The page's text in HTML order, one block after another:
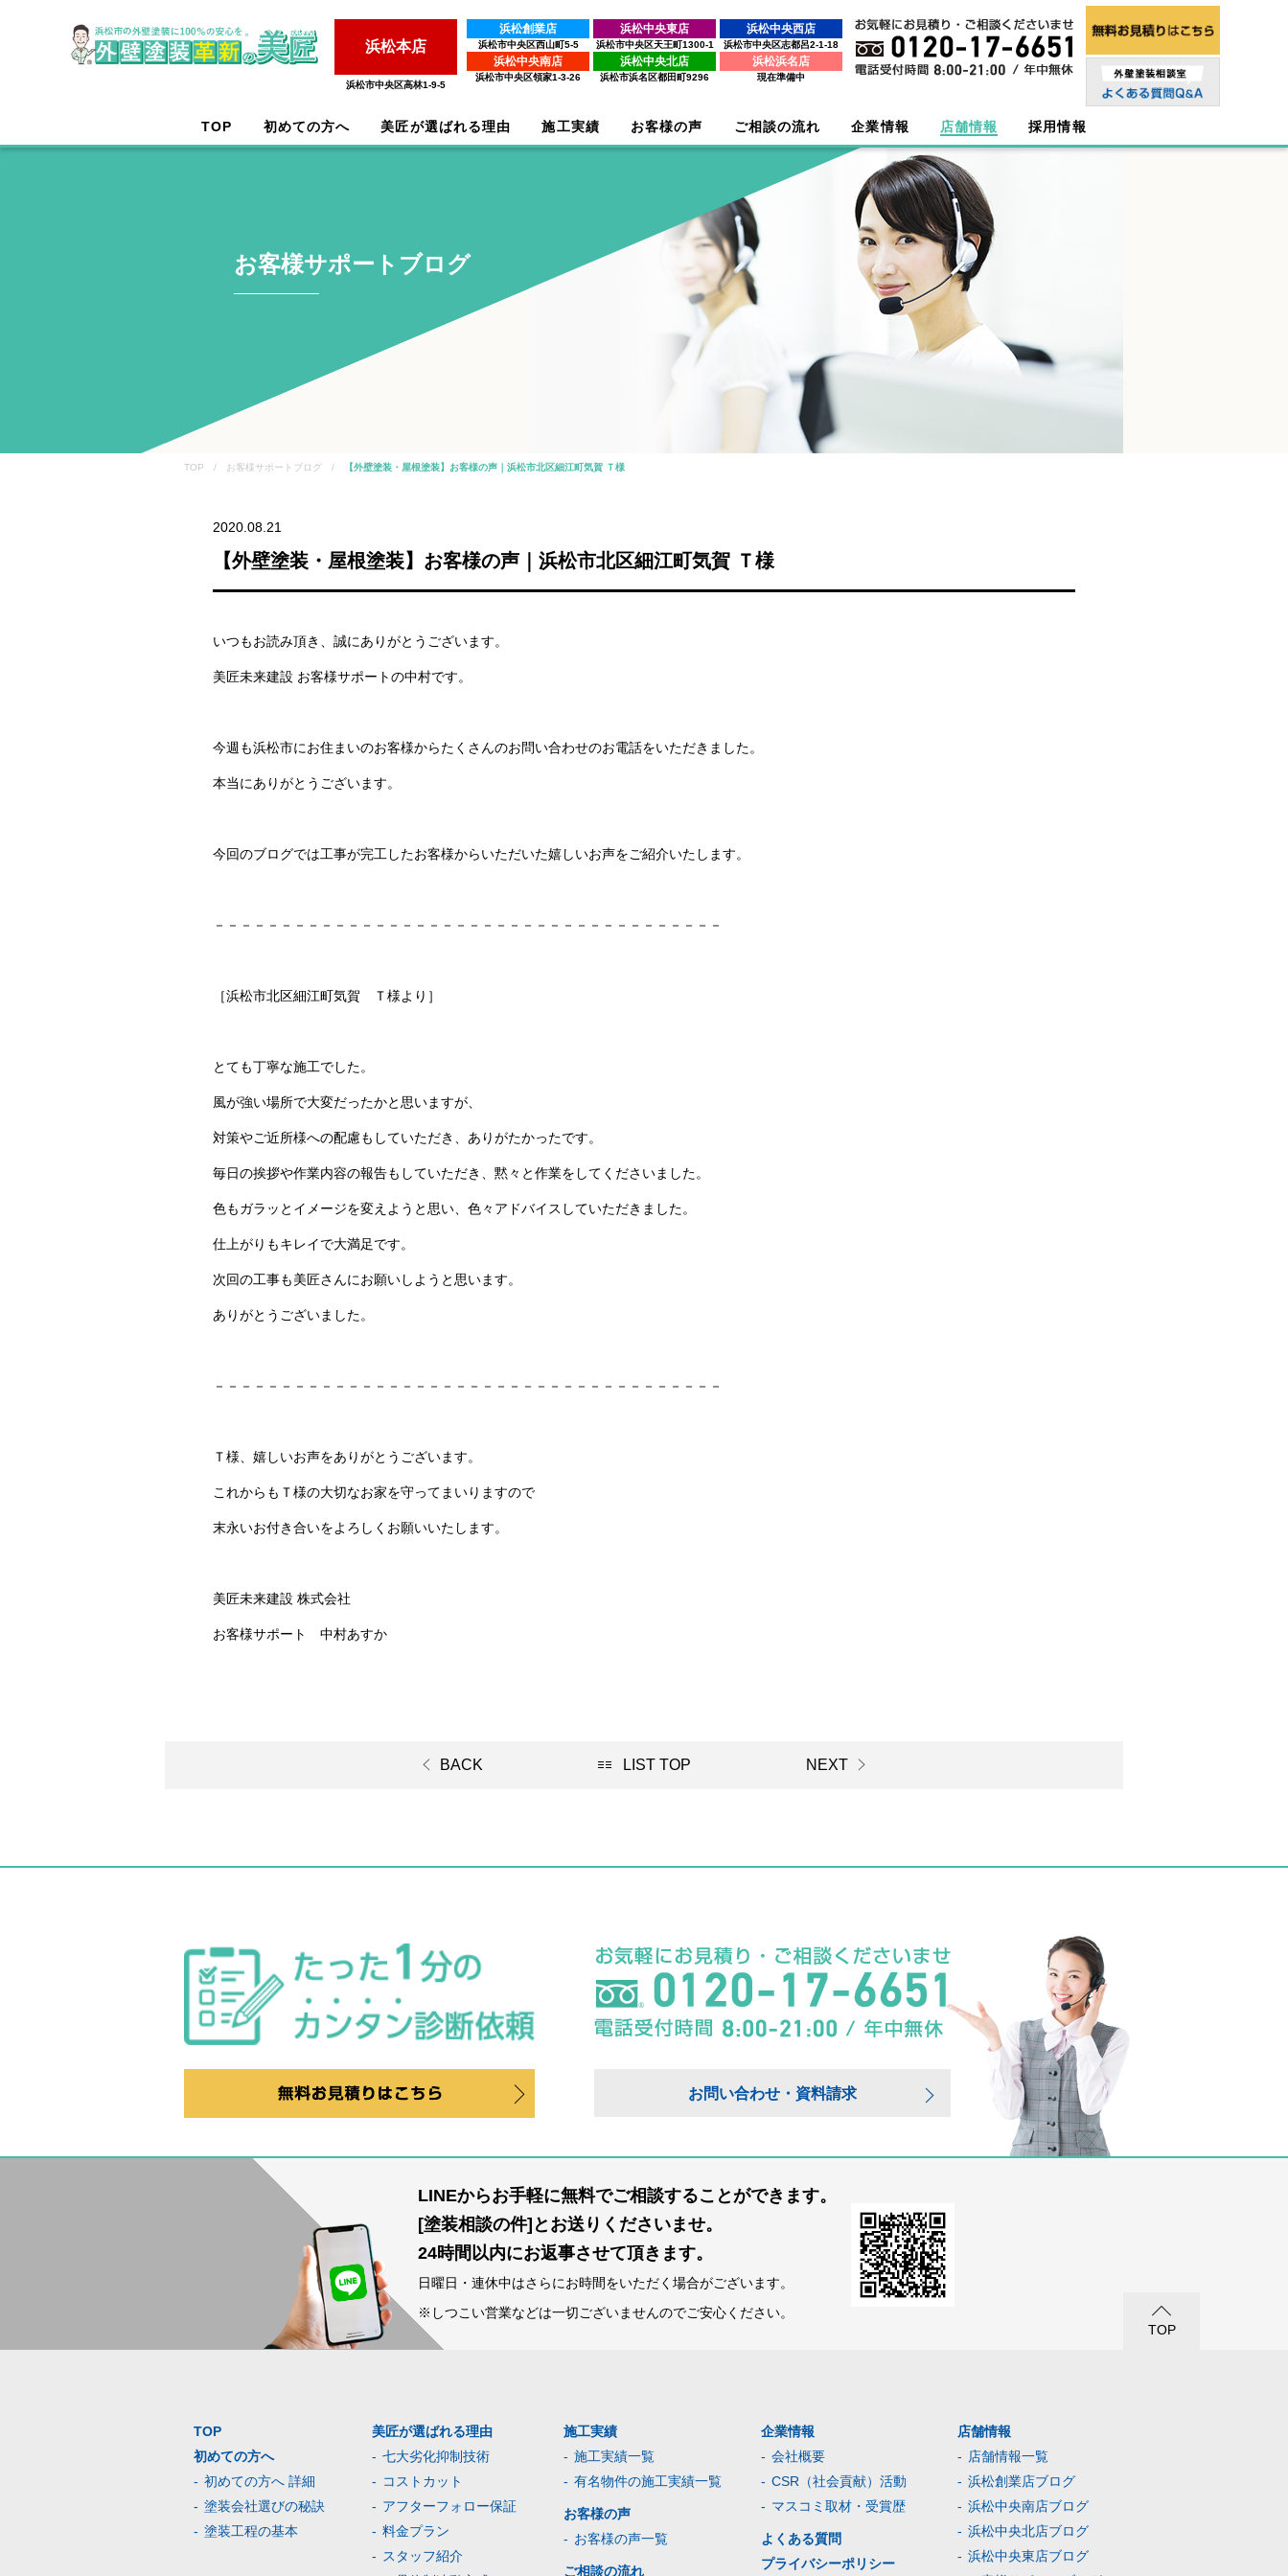
浜松本店
浜松市中央区高林1-9-5
浜松創業店
浜松市中央区西山町5-5
浜松中央東店
浜松市中央区天王町1300-1
浜松中央西店
浜松市中央区志都呂2-1-18
浜松中央南店
浜松市中央区領家1-3-26
浜松中央北店
浜松市浜名区都田町9296
浜松浜名店
現在準備中
TOP 初めての方へ 美匠が選ばれる理由 施工実績 お客様の声 ご相談の流れ 企業情報 店舗情報 採用情報
お客様サポートブログ
TOP / お客様サポートブログ / 【外壁塗装・屋根塗装】お客様の声｜浜松市北区細江町気賀 Ｔ様
2020.08.21
【外壁塗装・屋根塗装】お客様の声｜浜松市北区細江町気賀 Ｔ様
いつもお読み頂き、誠にありがとうございます。
美匠未来建設 お客様サポートの中村です。
今週も浜松市にお住まいのお客様からたくさんのお問い合わせのお電話をいただきました。
本当にありがとうございます。
今回のブログでは工事が完工したお客様からいただいた嬉しいお声をご紹介いたします。
－－－－－－－－－－－－－－－－－－－－－－－－－－－－－－－－－－－－－－
［浜松市北区細江町気賀 Ｔ様より］
とても丁寧な施工でした。
風が強い場所で大変だったかと思いますが、
対策やご近所様への配慮もしていただき、ありがたかったです。
毎日の挨拶や作業内容の報告もしていただき、黙々と作業をしてくださいました。
色もガラッとイメージを変えようと思い、色々アドバイスしていただきました。
仕上がりもキレイで大満足です。
次回の工事も美匠さんにお願いしようと思います。
ありがとうございました。
－－－－－－－－－－－－－－－－－－－－－－－－－－－－－－－－－－－－－－
Ｔ様、嬉しいお声をありがとうございます。
これからもＴ様の大切なお家を守ってまいりますので
末永いお付き合いをよろしくお願いいたします。
美匠未来建設 株式会社
お客様サポート 中村あすか
BACK LIST TOP NEXT
お問い合わせ・資料請求
LINEからお手軽に無料でご相談することができます。
[塗装相談の件]とお送りくださいませ。
24時間以内にお返事させて頂きます。
日曜日・連休中はさらにお時間をいただく場合がございます。
※しつこい営業などは一切ございませんのでご安心ください。
TOP
TOP
初めての方へ
初めての方へ 詳細
塗装会社選びの秘訣
塗装工程の基本
美匠が選ばれる理由
七大劣化抑制技術
コストカット
アフターフォロー保証
料金プラン
スタッフ紹介
施工実績
施工実績一覧
有名物件の施工実績一覧
お客様の声
お客様の声一覧
ご相談の流れ
企業情報
会社概要
CSR（社会貢献）活動
マスコミ取材・受賞歴
よくある質問
プライバシーポリシー
店舗情報
店舗情報一覧
浜松創業店ブログ
浜松中央南店ブログ
浜松中央北店ブログ
浜松中央東店ブログ